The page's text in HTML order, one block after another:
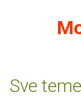
Sve teme